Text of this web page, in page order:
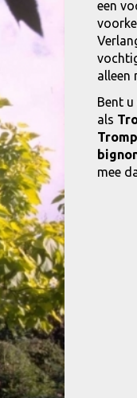
een
alleen
Bent
als
mee